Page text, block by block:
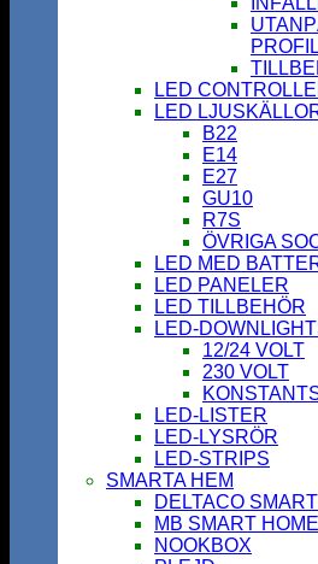
LED
LED
B22
E14
E27
GU10
R7S
ÖVRIGA
LED MED
LED PANELER
LED TILLBEHÖR
LED-
12/24 VOLT
230 VOLT
LED-LISTER
LED-LYSRÖR
LED-STRIPS
SMARTA HEM
DELTACO
MB SMART HOME
NOOKBOX